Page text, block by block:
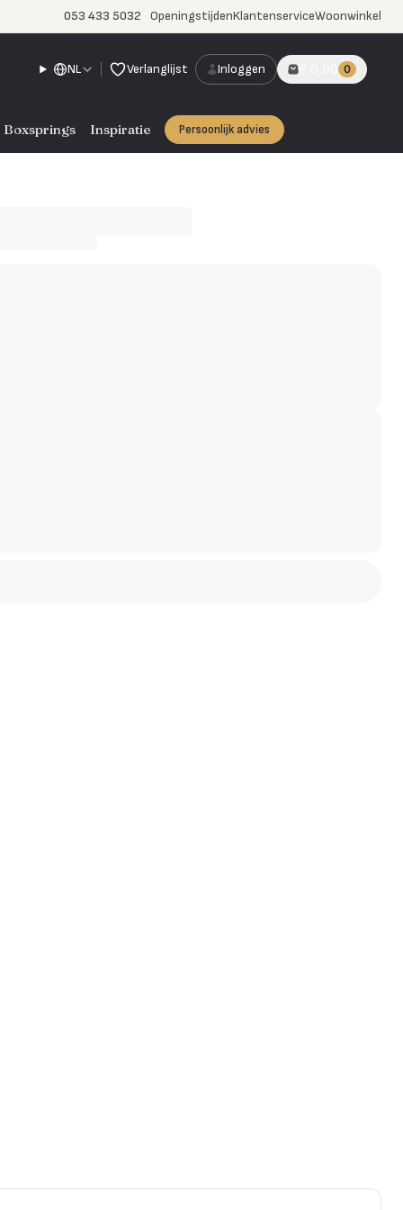
053 433 5032 OpeningstijdenKlantenserviceWoonwinkel
NL Verlanglijst Inloggen € 0,00 0
Boxsprings Inspiratie Persoonlijk advies